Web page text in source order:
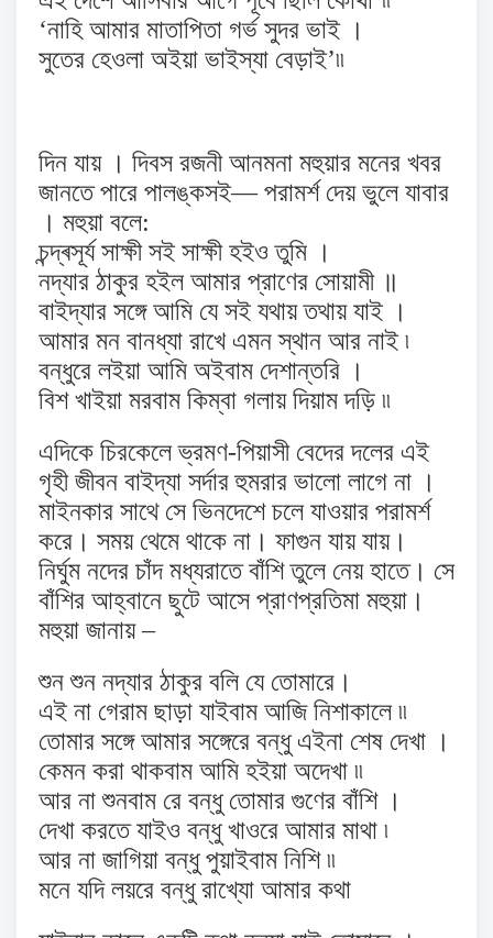
‘নাহি আমার মাতাপিতা গর্ভ সুদর ভাই ।
সুতের হেওলা অইয়া ভাইস্যা বেড়াই’৷৷
দিন যায় । দিবস রজনী আনমনা মহুয়ার মনের খবর
জানতে পারে পালঙ্কসই— পরামর্শ দেয় ভুলে যাবার
। মহুয়া বলে:
চন্দ্ৰসূর্য সাক্ষী সই সাক্ষী হইও তুমি ।
নদ্যার ঠাকুর হইল আমার প্রাণের সোয়ামী ॥
বাইদ্যার সঙ্গে আমি যে সই যথায় তথায় যাই ।
আমার মন বানধ্যা রাখে এমন স্থান আর নাই ৷
বন্ধুরে লইয়া আমি অইবাম দেশান্তরি ।
বিশ খাইয়া মরবাম কিম্বা গলায় দিয়াম দড়ি ৷৷
এদিকে চিরকেলে ভ্রমণ-পিয়াসী বেদের দলের এই
গৃহী জীবন বাইদ্যা সর্দার হুমরার ভালো লাগে না ।
মাইনকার সাথে সে ভিনদেশে চলে যাওয়ার পরামর্শ
করে। সময় থেমে থাকে না। ফাগুন যায় যায়।
নির্ঘুম নদের চাঁদ মধ্যরাতে বাঁশি তুলে নেয় হাতে। সে
বাঁশির আহ্বানে ছুটে আসে প্রাণপ্রতিমা মহুয়া।
মহুয়া জানায় –
শুন শুন নদ্যার ঠাকুর বলি যে তোমারে।
এই না গেরাম ছাড়া যাইবাম আজি নিশাকালে ৷৷
তোমার সঙ্গে আমার সঙ্গেরে বন্ধু এইনা শেষ দেখা ।
কেমন করা থাকবাম আমি হইয়া অদেখা ৷৷
আর না শুনবাম রে বন্ধু তোমার গুণের বাঁশি ।
দেখা করতে যাইও বন্ধু খাওরে আমার মাথা ৷
আর না জাগিয়া বন্ধু পুয়াইবাম নিশি ৷৷
মনে যদি লয়রে বন্ধু রাখ্যো আমার কথা